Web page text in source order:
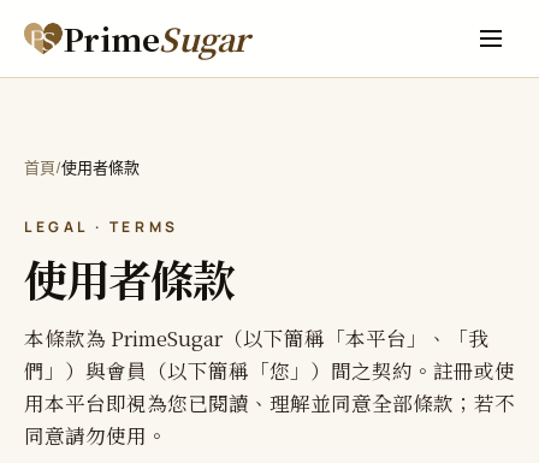
PrimeSugar
首頁/使用者條款
LEGAL · TERMS
使用者條款
本條款為 PrimeSugar（以下簡稱「本平台」、「我
們」）與會員（以下簡稱「您」）間之契約。註冊或使
用本平台即視為您已閱讀、理解並同意全部條款；若不
同意請勿使用。